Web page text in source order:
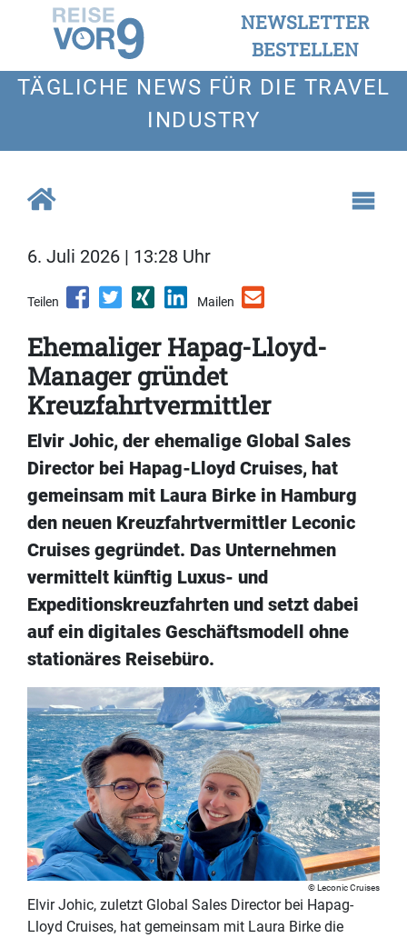
NEWSLETTER
BESTELLEN
TÄGLICHE NEWS FÜR DIE TRAVEL
INDUSTRY
6. Juli 2026 | 13:28 Uhr
Teilen Mailen
Ehemaliger Hapag-Lloyd-
Manager gründet
Kreuzfahrtvermittler
Elvir Johic, der ehemalige Global Sales
Director bei Hapag-Lloyd Cruises, hat
gemeinsam mit Laura Birke in Hamburg
den neuen Kreuzfahrtvermittler Leconic
Cruises gegründet. Das Unternehmen
vermittelt künftig Luxus- und
Expeditionskreuzfahrten und setzt dabei
auf ein digitales Geschäftsmodell ohne
stationäres Reisebüro.
Leconic Cruises
Elvir Johic, zuletzt Global Sales Director bei Hapag-
Lloyd Cruises, hat gemeinsam mit Laura Birke die